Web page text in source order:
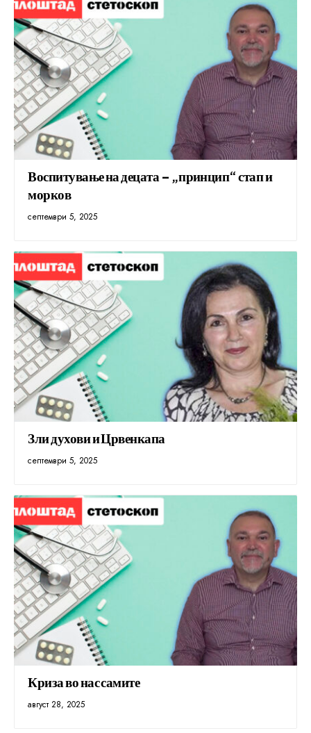
Воспитување на децата – „принцип“ стап и
морков
септември 5, 2025
Зли духови и Црвенкапа
септември 5, 2025
Криза во нас самите
август 28, 2025